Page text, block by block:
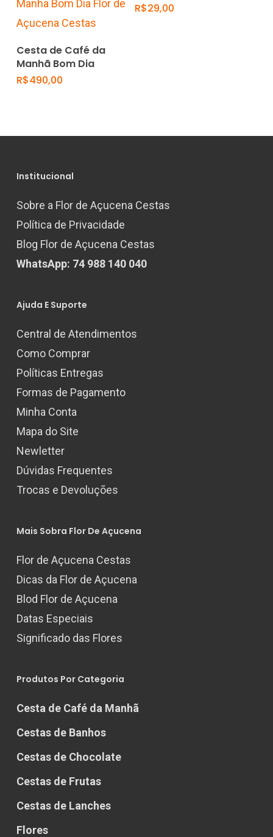
Add To Cart
Cesta de Café da
Manhã Bom Dia
R$490,00
R$29,00
Institucional
Sobre a Flor de Açucena Cestas
Política de Privacidade
Blog Flor de Açucena Cestas
WhatsApp: 74 988 140 040
Ajuda E Suporte
Central de Atendimentos
Como Comprar
Políticas Entregas
Formas de Pagamento
Minha Conta
Mapa do Site
Newletter
Dúvidas Frequentes
Trocas e Devoluções
Mais Sobra Flor De Açucena
Flor de Açucena Cestas
Dicas da Flor de Açucena
Blod Flor de Açucena
Datas Especiais
Significado das Flores
Produtos Por Categoria
Cesta de Café da Manhã
Cestas de Banhos
Cestas de Chocolate
Cestas de Frutas
Cestas de Lanches
Flores